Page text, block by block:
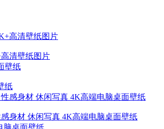
清壁纸图片
纸
身材 休闲写真 4K高端电脑桌面壁纸